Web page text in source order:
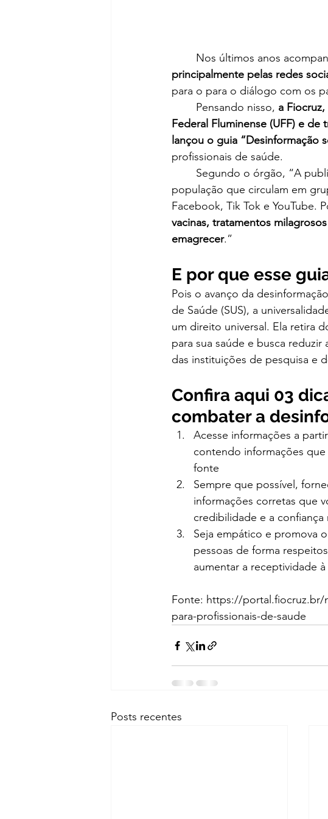
Nos últimos anos
principalmente pelas redes
para o para o diálogo com os
	Pensando nisso,
a
Federal Fluminense (UFF) e
lançou o guia “Desinformação
profissionais de saúde.
população que circulam em
Facebook, Tik Tok e YouTube.
vacinas, tratamentos
emagrecer.”
E por que esse
Pois o avanço da
de Saúde (SUS), a
um direito universal. Ela retira
para sua saúde e busca
das instituições de pesquisa e
Confira aqui 03
combater a
Acesse informações a
contendo informações
fonte
Sempre que possível,
informações corretas que
credibilidade e a confiança
Seja empático e promova
pessoas de forma
aumentar a receptividade
Fonte: https://portal.fiocruz.br/
para-profissionais-de-saude
Posts recentes